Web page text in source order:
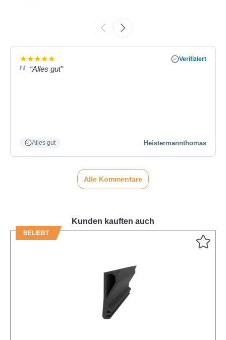
★★★★★ Verifiziert
“Alles gut”
Alles gut Heistermannthomas
Alle Kommentare
Kunden kauften auch
BELIEBT